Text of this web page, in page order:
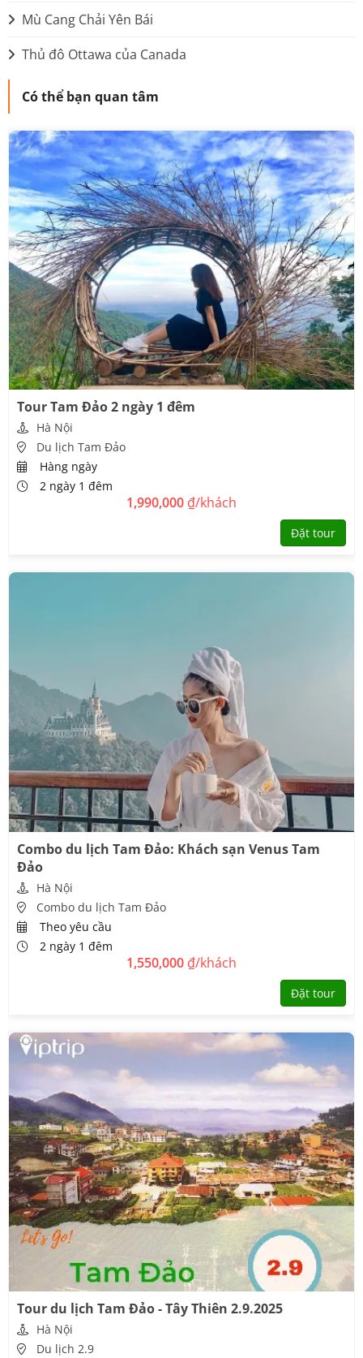
Mù Cang Chải Yên Bái
Thủ đô Ottawa của Canada
Có thể bạn quan tâm
Tour Tam Đảo 2 ngày 1 đêm
Hà Nội
Du lịch Tam Đảo
Hàng ngày
2 ngày 1 đêm
1,990,000 ₫/khách
Đặt tour
Combo du lịch Tam Đảo: Khách sạn Venus Tam
Đảo
Hà Nội
Combo du lịch Tam Đảo
Theo yêu cầu
2 ngày 1 đêm
1,550,000 ₫/khách
Đặt tour
Tour du lịch Tam Đảo - Tây Thiên 2.9.2025
Hà Nội
Du lịch 2.9